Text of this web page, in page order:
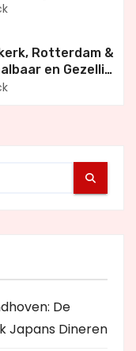
Rotterdam &
en Gezellig
De
Japans Dineren